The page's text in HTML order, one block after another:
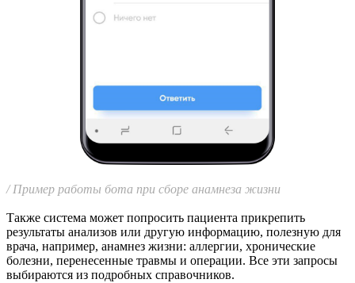
/ Пример работы бота при сборе анамнеза жизни
Также система может попросить пациента прикрепить
результаты анализов или другую информацию, полезную для
врача, например, анамнез жизни: аллергии, хронические
болезни, перенесенные травмы и операции. Все эти запросы
выбираются из подробных справочников.